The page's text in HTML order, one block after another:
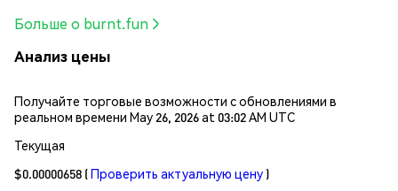
Больше о burnt.fun
Анализ цены
Получайте торговые возможности с обновлениями в
реальном времени May 26, 2026 at 03:02 AM UTC
Текущая
$0.00000658 (Проверить актуальную цену )